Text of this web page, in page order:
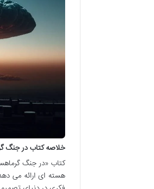
خلاصه کتاب در جنگ
کتاب «در جنگ
هسته ای ارائه می